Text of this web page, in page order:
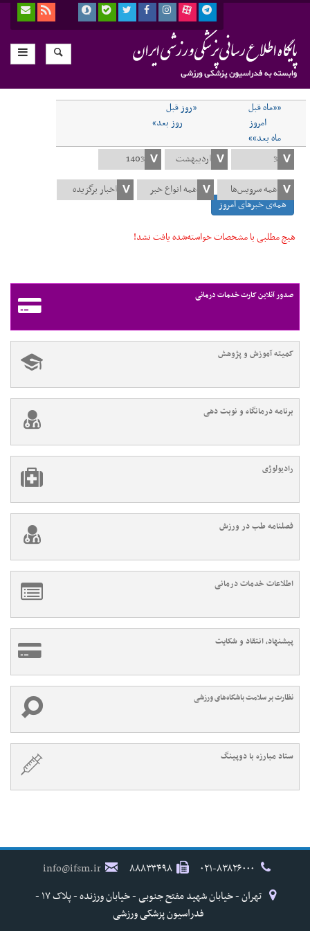
««ماه قبل
«روز قبل
امروز
روز بعد»
ماه بعد»»
همه‌ی خبرهای امروز
هیچ مطلبی با مشخصات خواسته‌شده یافت نشد!
صدور آنلاین کارت خدمات درمانی
کمیته آموزش و پژوهش
برنامه درمانگاه و نوبت دهی
رادیولوژی
فصلنامه طب در ورزش
اطلاعات خدمات درمانی
پیشنهاد، انتقاد و شکایت
نظارت بر سلامت باشگاه‌های ورزشی
ستاد مبارزه با دوپینگ
۸۸۸۳۳۴۹۸
info@ifsm.ir
تهران - خیابان شهید مفتح جنوبی - خیابان ورزنده - پلاک ۱۷ -
فدراسیون پزشکی ورزشی